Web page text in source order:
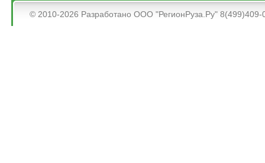
© 2010-2026 Разработано ООО "РегионРуза.Ру" 8(499)409-